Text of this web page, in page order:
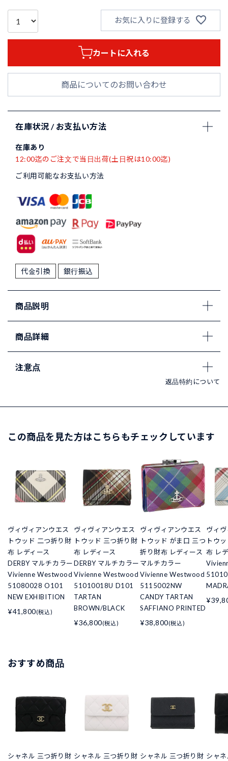
お気に入りに登録する
カートに入れる
商品についてのお問い合わせ
在庫状況 / お支払い方法
在庫あり
12:00迄のご注文で当日出荷(土日祝は10:00迄)
ご利用可能なお支払い方法
代金引換 銀行振込
商品説明
商品詳細
注意点
返品特約について
この商品を見た方はこちらもチェックしています
ヴィヴィアンウエス
トウッド 二つ折り財
布 レディース
DERBY マルチカラー
Vivienne Westwood
51080028 O101
NEW EXHIBITION
¥41,800(税込)
ヴィヴィアンウエス
トウッド 三つ折り財
布 レディース
DERBY マルチカラー
Vivienne Westwood
51010018U D101
TARTAN
BROWN/BLACK
¥36,800(税込)
ヴィヴィアンウエス
トウッド がま口 三つ
折り財布 レディース
マルチカラー
Vivienne Westwood
5115002NW
CANDY TARTAN
SAFFIANO PRINTED
¥38,800(税込)
ヴィ
トウ
布 レ
おすすめ商品
シャネル 三つ折り財 シャネル 三つ折り財 シャネル 三つ折り財 シャ